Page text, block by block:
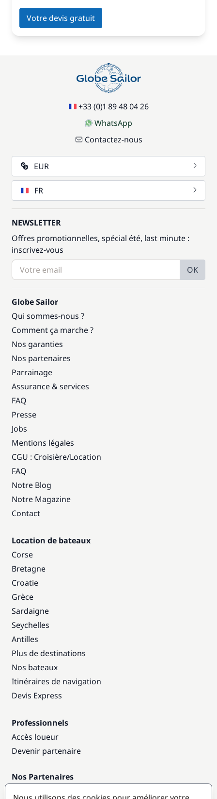
Votre devis gratuit
+33 (0)1 89 48 04 26
WhatsApp
Contactez-nous
EUR
FR
NEWSLETTER
Offres promotionnelles, spécial été, last minute :
inscrivez-vous
OK
Globe Sailor
Qui sommes-nous ?
Comment ça marche ?
Nos garanties
Nos partenaires
Parrainage
Assurance & services
FAQ
Presse
Jobs
Mentions légales
CGU : Croisière/Location
FAQ
Notre Blog
Notre Magazine
Contact
Location de bateaux
Corse
Bretagne
Croatie
Grèce
Sardaigne
Seychelles
Antilles
Plus de destinations
Nos bateaux
Itinéraires de navigation
Devis Express
Professionnels
Accès loueur
Devenir partenaire
Nos Partenaires